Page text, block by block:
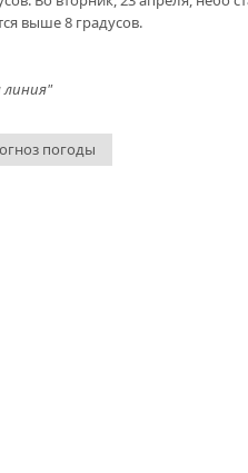
выше 8 градусов.
линия"
погоды